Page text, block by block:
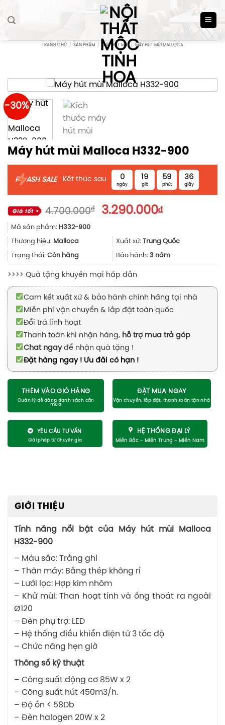
TRANG CHỦ / SẢN PHẨM / MÁY HÚT MÙI / MÁY HÚT MÙI MALLOCA
-30%
Máy hút mùi Malloca H332-900
F ASH SALE Kết thúc sau 0
ngày
19
giờ
59
phút
35
giây
4.700.000₫
Giá
4.700.000₫.
3.290.000₫Giá
là:
3.290.000₫.
Mã sản phẩm: H332-900
Thương hiệu: Malloca Xuất xứ: Trung Quốc
Trạng thái: Còn hàng Bảo hành: 3 năm
>>>> Quà tặng khuyến mại hấp dẫn
Cam kết xuất xứ & bảo hành chính hãng tại nhà
Miễn phí vận chuyển & lắp đặt toàn quốc
Đổi trả linh hoạt
Thanh toán khi nhận hàng, hỗ trợ mua trả góp
Chat ngayđể nhận quà tặng !
Đặt hàng ngay ! Ưu đãi có hạn !
THÊM VÀO GIỎ HÀNG ĐẶT MUA NGAY
YÊU CẦU TƯ VẤN HỆ THỐNG ĐẠI LÝ
GIỚI THIỆU
Tính năng nổi bật của Máy hút mùi Malloca
H332-900
– Màu sắc: Trắng ghi
– Thân máy: Bằng thép không rỉ
– Lưới lọc: Hợp kim nhôm
– Khử mùi: Than hoạt tính và ống thoát ra ngoài
Ø120
– Đèn phụ trợ: LED
– Hệ thống điều khiển điện tử 3 tốc độ
– Chức năng hẹn giờ
Thông số kỹ thuật
– Công suất động cơ 85W x 2
– Công suất hút 450m3/h.
– Độ ồn < 58Db
– Đèn halogen 20W x 2